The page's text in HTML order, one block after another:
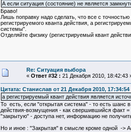
А если ситуация (состояние) не является
Браво!
Лишь поправку надо сделать, что все с
регистрируемого кванта действия, а
системы".
Отделяйте физику (регистрируемый квант
Re: Ситуация выбора
« Ответ #32 : 21 Декабря 2010, 18:42:43
Цитата: Станислав от 21 Декабря 2010, 17:34:54
а регистрируемый квант действия является
То есть, если "открытая система" - то есть шанс
действия-возмущения - как свершившийся факт
"закрытую" - доступа нет, информацию не
Но и иное : "Закрытая" в смысле кроме одной ->